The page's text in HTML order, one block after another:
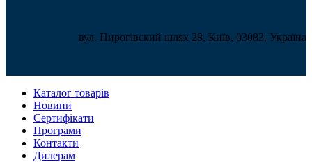
вул. Пирогівский шлях 28, Київ, 03083, Україна
Каталог товарів
Новини
Сертифікати
Програми
Контакти
Дилерам